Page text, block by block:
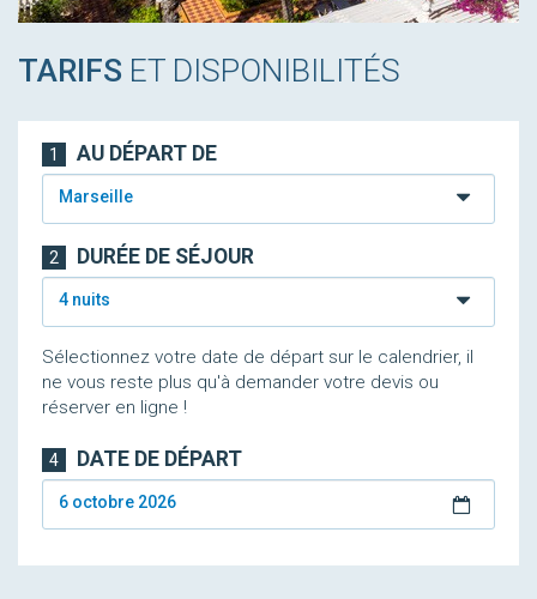
TARIFS ET DISPONIBILITÉS
1 AU DÉPART DE
Marseille
2 DURÉE DE SÉJOUR
4 nuits
Sélectionnez votre date de départ sur le calendrier, il
ne vous reste plus qu'à demander votre devis ou
réserver en ligne !
4 DATE DE DÉPART
6 octobre 2026